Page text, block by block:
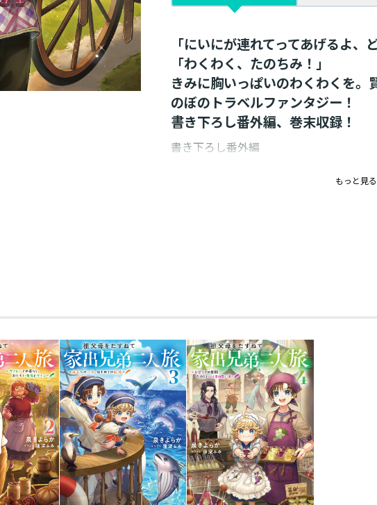
「にいにが連れてってあげるよ、
「わくわく、たのちみ！」
きみに胸いっぱいのわくわくを。
のぼのトラベルファンタジー！
書き下ろし番外編、巻末収録！
書き下ろし番外編
しいおもちゃで、お腹と心をいっぱいに
人々の日常や仕事も豊かにしていくのだ
くを。賢い兄と甘えん坊な弟の、ほのぼ
もっと見る